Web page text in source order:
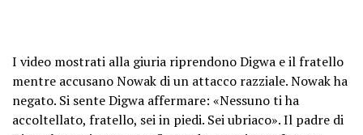
I video mostrati alla giuria riprendono Digwa e il fratello
mentre accusano Nowak di un attacco razziale. Nowak ha
negato. Si sente Digwa affermare: «Nessuno ti ha
accoltellato, fratello, sei in piedi. Sei ubriaco». Il padre di